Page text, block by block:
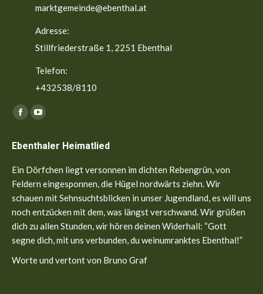
marktgemeinde@ebenthal.at
Adresse:
Stillfriederstraße 1, 2251 Ebenthal
Telefon:
+432538/8110
Finden Sie uns auf:
Facebook
opens
in
new
window
YouTube
opens
in
new
window
Ebenthaler Heimatlied
Ein Dörfchen liegt versonnen im dichten Rebengrün, von
Feldern eingesponnen, die Hügel nordwärts ziehn. Wir
schauen mit Sehnsuchtsblicken in unser Jugendland, es will uns
noch entzücken mit dem, was längst verschwand. Wir grüßen
dich zu allen Stunden, wir hören deinen Widerhall: “Gott
segne dich, mit uns verbunden, du weinumranktes Ebenthal!”
Worte und vertont von Bruno Graf